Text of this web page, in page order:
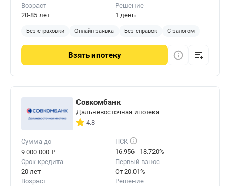
Возраст
20-85 лет
Решение
1 день
Без страховки Онлайн заявка Без справок С залогом
Взятьипотеку
Совкомбанк
Дальневосточная ипотека
4.8
Сумма до
9 000 000 ₽
ПСК
16.956 - 18.720%
Срок кредита
20 лет
Первый взнос
От 20.01%
Возраст
Решение